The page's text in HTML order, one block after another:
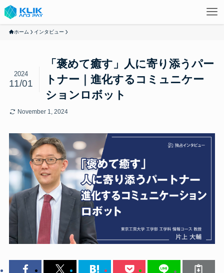
ホーム インタビュー
「褒めて癒す」人に寄り添うパー
トナー｜進化するコミュニケー
ションロボット
2024
11/01
November 1, 2024